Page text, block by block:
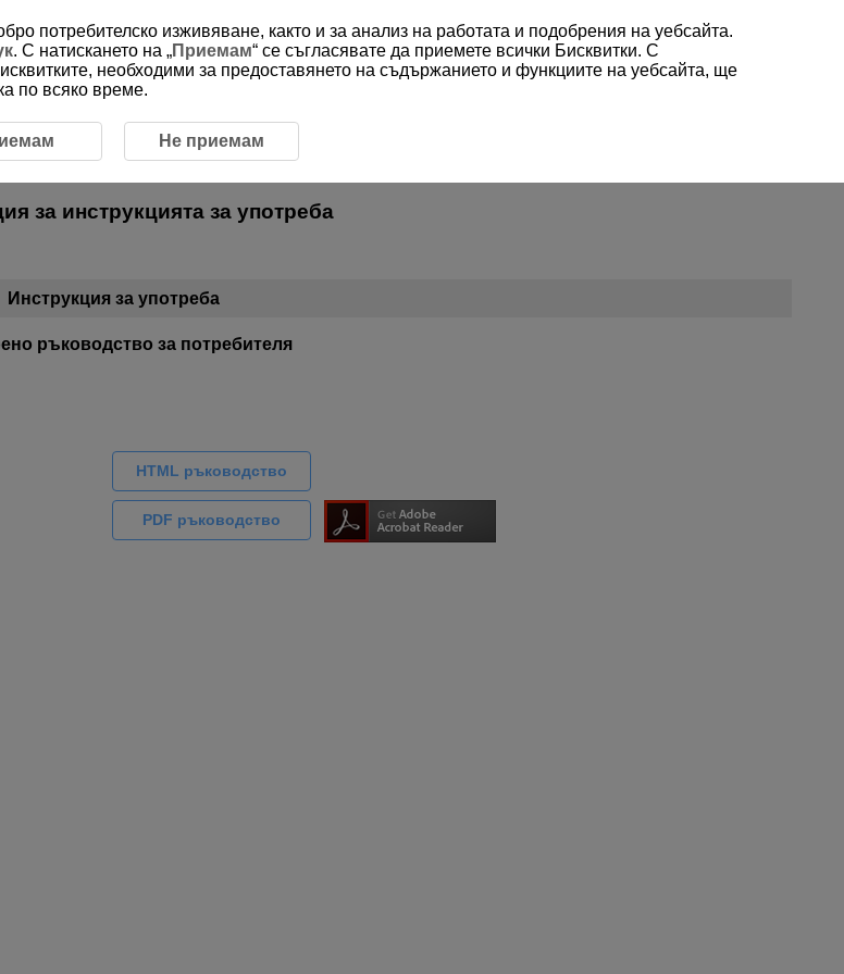
-- Изберете регион/държава -- Български
използващиBR-E2
за инструкцията за употреба
Инструкция за употреба
ръководство за потребителя
HTML ръководство
PDF ръководство
потребителско изживяване, както и за анализ на работата и подобрения на уебсайта.
. С натискането на „Приемам“ се съгласявате да приемете всички Бисквитки. С
необходими за предоставянето на съдържанието и функциите на уебсайта, ще
по всяко време.
Не приемам